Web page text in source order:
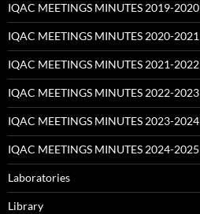
IQAC MEETINGS MINUTES 2019-2020
IQAC MEETINGS MINUTES 2020-2021
IQAC MEETINGS MINUTES 2021-2022
IQAC MEETINGS MINUTES 2022-2023
IQAC MEETINGS MINUTES 2023-2024
IQAC MEETINGS MINUTES 2024-2025
Laboratories
Library